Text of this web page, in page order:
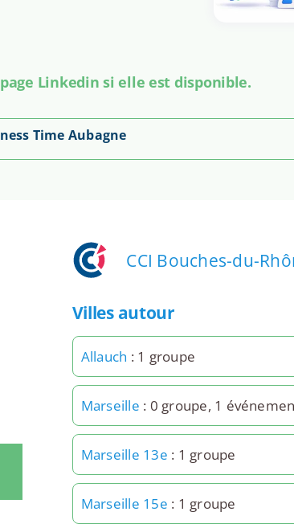
Linkedin si elle est disponible.
Time Aubagne
CCI Bouches-du-
Villes autour
Allauch : 1 groupe
Marseille : 0 groupe, 1
Marseille 13e : 1 groupe
Marseille 15e : 1 groupe